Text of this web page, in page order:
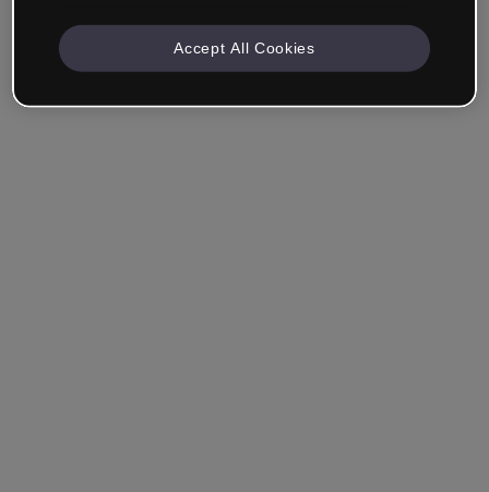
Empresa & Profissionais
outra área.
Accept All Cookies